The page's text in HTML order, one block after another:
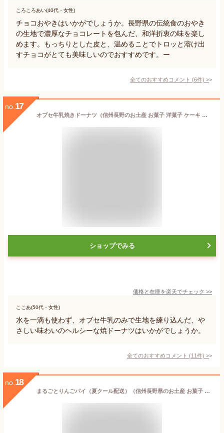
ころころあい(40代・女性)
チョコおやきはいかがでしょうか。長野県の伝統食のおやき
の生地で濃厚なチョコレートを包んだ、和洋折衷の味を楽し
めます。もっちりとした皮と、温めることでトロッと溶け出
すチョコがとても美味しいのでおすすめです。ー
全てのおすすめコメント (6件) >
no. 17
オブセ牛乳焼きドーナツ（信州長野のお土産 お菓子 洋菓子 ケーキ 小布施 ドーナツ 土産 おみやげ お取り寄せ スイーツ 長野県 長野土産 長野お土産）
ショップでみる
価格と在庫を楽天でチェック >>
ここあ(50代・女性)
水を一滴も使わず、オブセ牛乳のみで生地を練り込んだ、や
さしい味わいのヘルシーな焼ドーナツはいかがでしょうか。
全てのおすすめコメント (11件) >
no. 18
まるごとりんごパイ（夏クール配送）（信州長野県のお土産 お菓子 お取り寄せ スイーツ 林檎パイ アップルパイ おみやげ 林檎お菓子 林檎ケーキ 洋菓子 長野土産 長野お土産 通販）